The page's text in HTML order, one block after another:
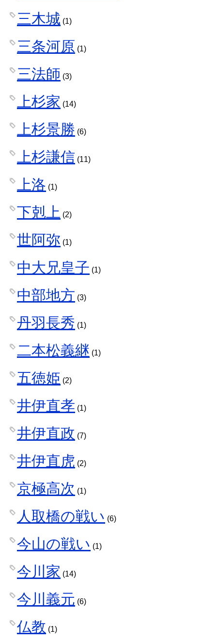
三木城 (1)
三条河原 (1)
三法師 (3)
上杉家 (14)
上杉景勝 (6)
上杉謙信 (11)
上洛 (1)
下剋上 (2)
世阿弥 (1)
中大兄皇子 (1)
中部地方 (3)
丹羽長秀 (1)
二本松義継 (1)
五徳姫 (2)
井伊直孝 (1)
井伊直政 (7)
井伊直虎 (2)
京極高次 (1)
人取橋の戦い (6)
今山の戦い (1)
今川家 (14)
今川義元 (6)
仏教 (1)